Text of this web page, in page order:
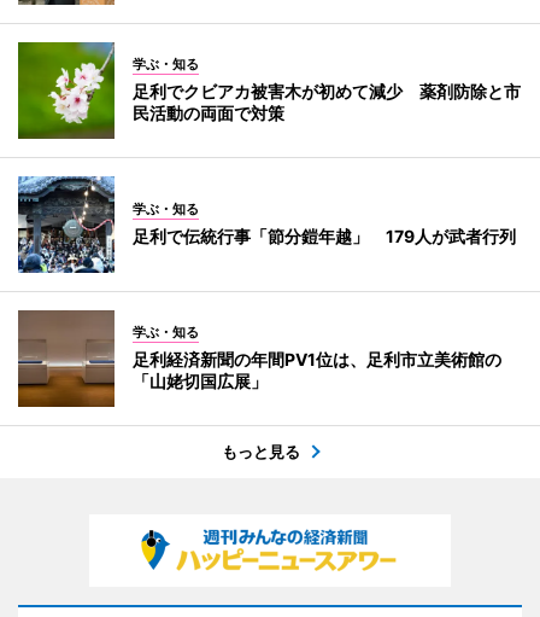
学ぶ・知る
足利でクビアカ被害木が初めて減少 薬剤防除と市
民活動の両面で対策
学ぶ・知る
足利で伝統行事「節分鎧年越」 179人が武者行列
学ぶ・知る
足利経済新聞の年間PV1位は、足利市立美術館の
「山姥切国広展」
もっと見る